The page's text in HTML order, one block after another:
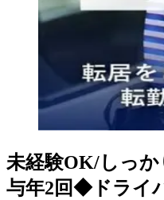
未経験OK/しっ
与年2回◆ドライ